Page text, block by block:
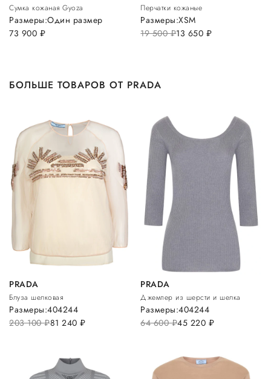
Сумка кожаная Gyoza
73 900 руб.
Размеры:Один размер
Перчатки кожаные
19 500руб.13 650 руб.
Размеры:XSM
БОЛЬШЕ ТОВАРОВ ОТ PRADA
PRADA
Блуза шелковая
203 100руб.81 240 руб.
Размеры:404244
PRADA
Джемпер из шерсти и шелка
64 600руб.45 220 руб.
Размеры:404244